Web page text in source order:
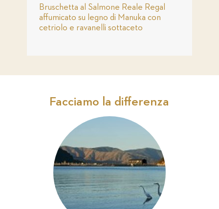
Bruschetta al Salmone Reale Regal
affumicato su legno di Manuka con
cetriolo e ravanelli sottaceto
Facciamo la differenza